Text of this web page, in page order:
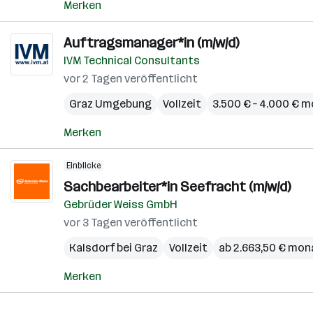
Merken
Auftragsmanager*in (m/w/d)
IVM Technical Consultants
vor 2 Tagen veröffentlicht
Graz Umgebung
Vollzeit 3.500 € – 4.000 €
Merken
Einblicke
Sachbearbeiter*in Seefracht (m/w/d)
Gebrüder Weiss GmbH
vor 3 Tagen veröffentlicht
Kalsdorf bei Graz
Vollzeit ab 2.663,50 €
Merken